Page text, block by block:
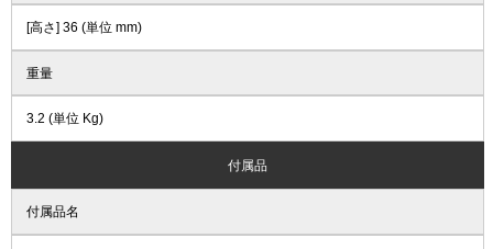
[高さ] 36 (単位 mm)
重量
3.2 (単位 Kg)
付属品
付属品名